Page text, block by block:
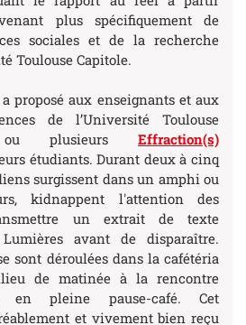
plus spécifiquement de
sociales et de la recherche
Toulouse Capitole.
proposé aux enseignants et aux
de l’Université Toulouse
plusieurs Effraction(s)
étudiants. Durant deux à cinq
surgissent dans un amphi ou
kidnappent l'attention des
un extrait de texte
avant de disparaître.
sont déroulées dans la cafétéria
de matinée à la rencontre
en pleine pause-café. Cet
et vivement bien reçu